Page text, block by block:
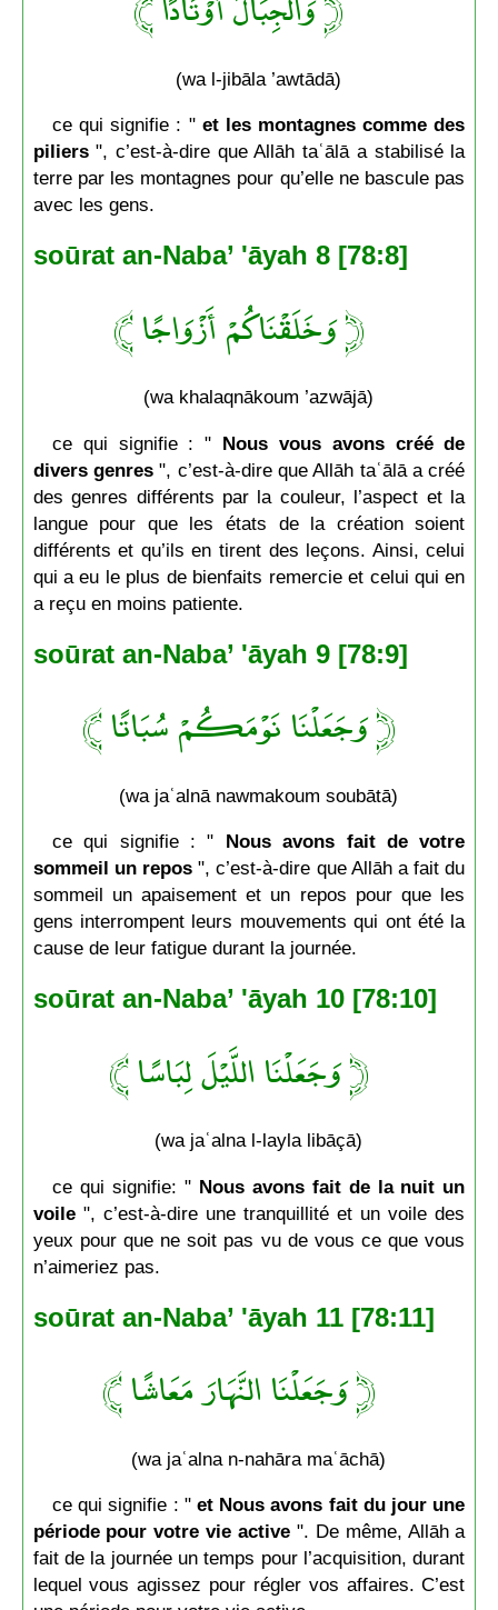
(wa l-jibāla ’awtādā)
ce qui signifie : " et les montagnes comme des
piliers", c’est-à-dire que Allāh taʿālā a stabilisé la
terre par les montagnes pour qu’elle ne bascule pas
avec les gens.
soūrat an-Naba’ 'āyah 8 [78:8]
﴿ وَخَلَقْنَاكُمْ أَزْوَاجًا ﴾
(wa khalaqnākoum ’azwājā)
ce qui signifie : " Nous vous avons créé de
divers genres", c’est-à-dire que Allāh taʿālā a créé
des genres différents par la couleur, l’aspect et la
langue pour que les états de la création soient
différents et qu’ils en tirent des leçons. Ainsi, celui
qui a eu le plus de bienfaits remercie et celui qui en
a reçu en moins patiente.
soūrat an-Naba’ 'āyah 9 [78:9]
﴿ وَجَعَلْنَا نَوْمَكُمْ سُبَاتًا ﴾
(wa jaʿalnā nawmakoum soubātā)
ce qui signifie : " Nous avons fait de votre
sommeil un repos", c’est-à-dire que Allāh a fait du
sommeil un apaisement et un repos pour que les
gens interrompent leurs mouvements qui ont été la
cause de leur fatigue durant la journée.
soūrat an-Naba’ 'āyah 10 [78:10]
﴿ وَجَعَلْنَا اللَّيْلَ لِبَاسًا ﴾
(wa jaʿalna l-layla libāçā)
ce qui signifie: " Nous avons fait de la nuit un
voile", c’est-à-dire une tranquillité et un voile des
yeux pour que ne soit pas vu de vous ce que vous
n’aimeriez pas.
soūrat an-Naba’ 'āyah 11 [78:11]
﴿ وَجَعَلْنَا النَّهَارَ مَعَاشًا ﴾
(wa jaʿalna n-nahāra maʿāchā)
ce qui signifie : "et Nous avons fait du jour une
période pour votre vie active ". De même, Allāh a
fait de la journée un temps pour l’acquisition, durant
lequel vous agissez pour régler vos affaires. C’est